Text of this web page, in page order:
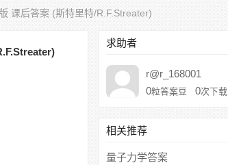
课后答案 (斯特里特/R.F.Streater)
求助者
r@r_168001
0粒答案豆 0次下载
相关推荐
量子力学答案